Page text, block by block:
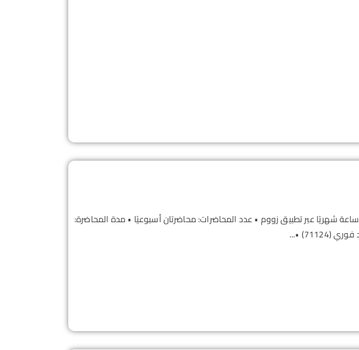
تفاصيل الكورس: •مستوي مبتدئ ومستوى متوسط • المدة: 24 ساعة شهريًا عبر تطبيق زووم • عدد المحاضرات: محاضرتان أسبوعيًا • مدة المحاضرة: